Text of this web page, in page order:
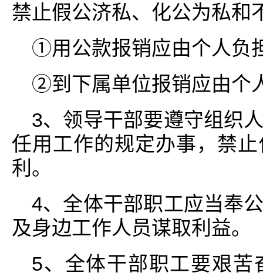
禁止假公济私、化公为私和
①用公款报销应由个人负
②到下属单位报销应由个
3、领导干部要遵守组织
任用工作的规定办事，禁
利。
4、全体干部职工应当奉
及身边工作人员谋取利益。
5、全体干部职工要艰苦